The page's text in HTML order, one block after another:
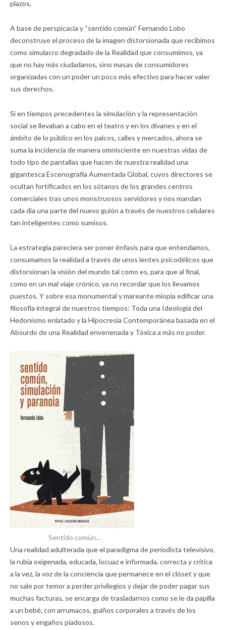
plazos.
A base de perspicacia y “sentido común” Fernando Lobo
deconstruye el proceso de la imagen distorsionada que recibimos
como simulacro degradado de la Realidad que consumimos, ya
que no hay más ciudadanos, sino masas de consumidores
organizadas con un poder un poco más efectivo para hacer valer
sus derechos.
Si en tiempos precedentes la simulación y la representación
social se llevaban a cabo en el teatro y en los divanes y en el
ámbito de lo público en los palcos, calles y mercados, ahora se
suma la incidencia de manera omnisciente en nuestras vidas de
todo tipo de pantallas que hacen de nuestra realidad una
gigantesca Escenografía Aumentada Global, cuyos directores se
ocultan fortificados en los sótanos de los grandes centros
comerciales tras unos monstruosos servidores y nos mandan
cada día una parte del nuevo guión a través de nuestros celulares
tan inteligentes como sumisos.
La estrategia pareciera ser poner énfasis para que entendamos,
consumamos la realidad a través de unos lentes psicodélicos que
distorsionan la visión del mundo tal como es, para que al final,
como en un mal viaje crónico, ya no recordar que los llevamos
puestos. Y sobre esa monumental y mareante miopía edificar una
filosofía integral de nuestros tiempos: Toda una Ideología del
Hedonismo enlatado y la Hipocresía Contemporánea basada en el
Absurdo de una Realidad envenenada y Tóxica a más no poder.
Sentido común…
Una realidad adulterada que el paradigma de periodista televisivo,
la rubia oxigenada, educada, locuaz e informada, correcta y crítica
a la vez, la voz de la conciencia que permanece en el clóset y que
no sale por temor a perder privilegios y dejar de poder pagar sus
muchas facturas, se encarga de trasladarnos como se le da papilla
a un bebé, con arrumacos, guiños corporales a través de los
senos y engaños piadosos.